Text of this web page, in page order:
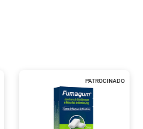
PATROCINADO